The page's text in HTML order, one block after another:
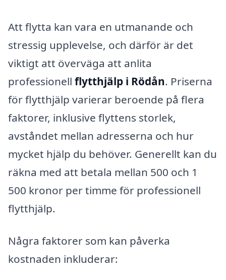
Att flytta kan vara en utmanande och
stressig upplevelse, och därför är det
viktigt att överväga att anlita
professionell flytthjälp i Rödån. Priserna
för flytthjälp varierar beroende på flera
faktorer, inklusive flyttens storlek,
avståndet mellan adresserna och hur
mycket hjälp du behöver. Generellt kan du
räkna med att betala mellan 500 och 1
500 kronor per timme för professionell
flytthjälp.
Några faktorer som kan påverka
kostnaden inkluderar: